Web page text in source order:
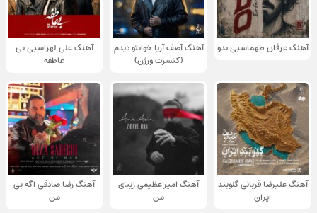
آهنگ عرفان طهماسبی بدو
آهنگ آصف آریا خوابتو دیدم
(کنسرت ورژن)
آهنگ علی لهراسبی بی
عاطفه
آهنگ علیرضا قربانی گلوبند
ایران
آهنگ امیر عظیمی زیبای
من
آهنگ رضا صادقی اگه بی
من